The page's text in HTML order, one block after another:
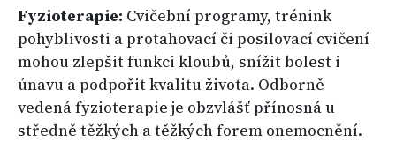
Fyzioterapie: Cvičební programy, trénink
pohyblivosti a protahovací či posilovací cvičení
mohou zlepšit funkci kloubů, snížit bolest i
únavu a podpořit kvalitu života. Odborně
vedená fyzioterapie je obzvlášť přínosná u
středně těžkých a těžkých forem onemocnění.